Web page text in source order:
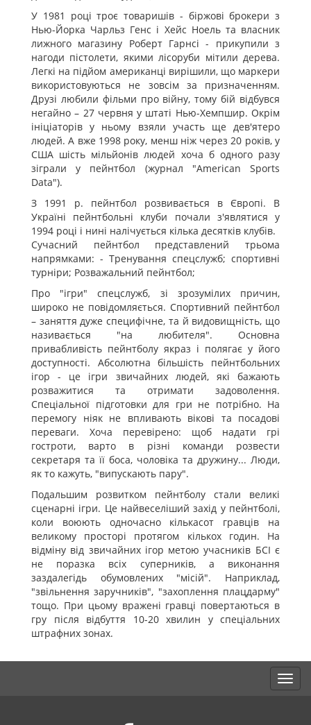
У 1981 році троє товаришів - біржові брокери з
Нью-Йорка Чарльз Генс і Хейс Ноель та власник
лижного магазину Роберт Гарнсі - прикупили з
нагоди пістолети, якими лісоруби мітили дерева.
Легкі на підйом американці вирішили, що маркери
використовуються не зовсім за призначенням.
Друзі любили фільми про війну, тому бій відбувся
негайно – 27 червня у штаті Нью-Хемпшир. Окрім
ініціаторів у ньому взяли участь ще дев'ятеро
людей. А вже 1998 року, менш ніж через 20 років, у
США шість мільйонів людей хоча б одного разу
зіграли у пейнтбол (журнал "American Sports
Data").
З 1991 р. пейнтбол розвивається в Європі. В
Україні пейнтбольні клуби почали з'являтися у
1994 році і нині налічується кілька десятків клубів.
Сучасний пейнтбол представлений трьома
напрямками: - Тренування спецслужб; спортивні
турніри; Розважальний пейнтбол;
Про "ігри" спецслужб, зі зрозумілих причин,
широко не повідомляється. Спортивний пейнтбол
– заняття дуже специфічне, та й видовищність, що
називається "на любителя". Основна
привабливість пейнтболу якраз і полягає у його
доступності. Абсолютна більшість пейнтбольних
ігор - це ігри звичайних людей, які бажають
розважитися та отримати задоволення.
Спеціальної підготовки для гри не потрібно. На
перемогу ніяк не впливають вікові та посадові
переваги. Хоча перевірено: щоб надати грі
гостроти, варто в різні команди розвести
секретаря та її боса, чоловіка та дружину... Люди,
як то кажуть, "випускають пару".
Подальшим розвитком пейнтболу стали великі
сценарні ігри. Це найвеселіший захід у пейнтболі,
коли воюють одночасно кількасот гравців на
великому просторі протягом кількох годин. На
відміну від звичайних ігор метою учасників БСІ є
не поразка всіх суперників, а виконання
заздалегідь обумовлених "місій". Наприклад,
"звільнення заручників", "захоплення плацдарму"
тощо. При цьому вражені гравці повертаються в
гру після відбуття 10-20 хвилин у спеціальних
штрафних зонах.